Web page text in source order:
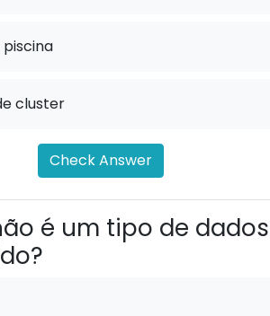
piscina
cluster
Check Answer
é um tipo de dados